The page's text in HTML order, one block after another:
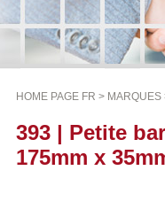
HOME PAGE FR > MARQUES
393 | Petite
175mm x